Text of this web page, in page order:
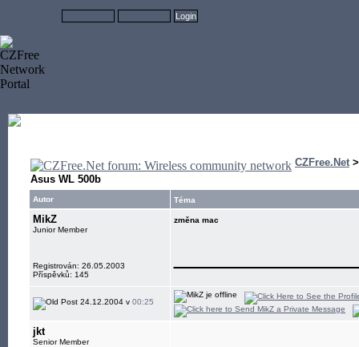
CZFree.Net
Asus WL 500b
Autor Téma
MikZ
Junior Member
Registrován: 26.05.2003
Příspěvků: 145
změna mac
24.12.2004 v 00:25
jkt
Senior Member